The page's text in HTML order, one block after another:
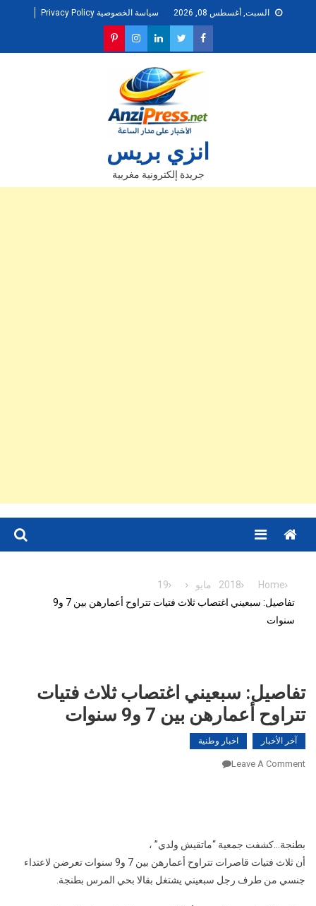
السبت, أغسطس 08, 2026 سياسة الخصوصية Privacy Policy
انزي بريس
جريدة إلكترونية مغربية
Menu
Home
2018 مايو
19
تفاصيل: سبعيني اغتصاب ثلاث فتيات تتراوح أعمارهن بين 7 و9
سنوات
تفاصيل: سبعيني اغتصاب ثلاث فتيات
تتراوح أعمارهن بين 7 و9 سنوات
آخر الأخبار اخبار وطنية
Leave A Comment
فتيات
تتراوح
أعمارهن
بطنجة…كشفت جمعية “ماتقيش ولدي” ،
أن ثلاث فتيات قاصرات تتراوح أعمارهن بين 7 و9 سنوات تعرضن لاعتداء
جنسي من طرف رجل سبعيني يشتغل بقالا بحي المرس بطنجة.